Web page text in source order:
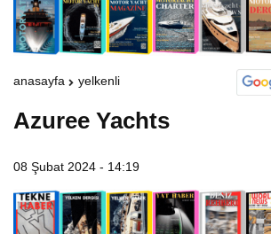
anasayfa yelkenli
Azuree Yachts
08 Şubat 2024 - 14:19